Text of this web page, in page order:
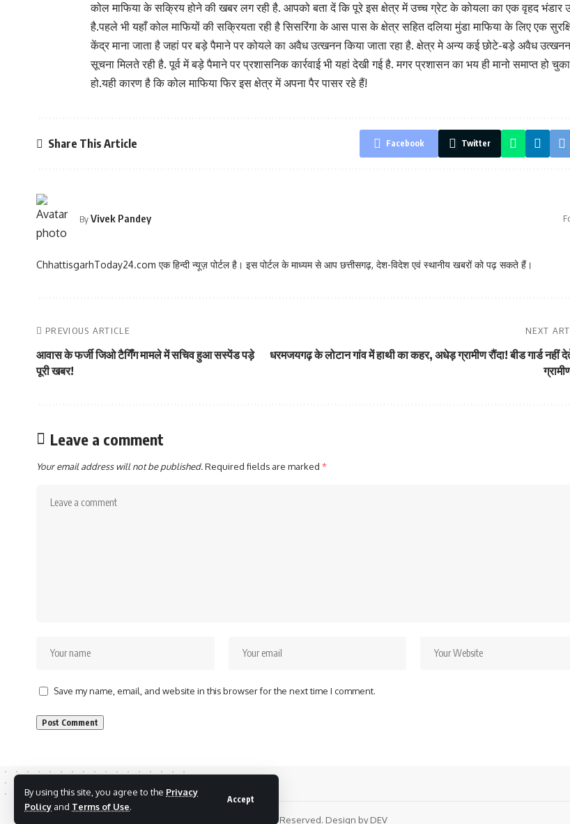
By using this site, you agree to the Privacy
Policy and Terms of Use.
Accept
कोल माफिया के सक्रिय होने की खबर लग रही है. आपको बता दें कि पूरे इस क्षेत्र में उच्च ग्रेट के कोयला का एक वृहद भंडार
है.पहले भी यहाँ कोल माफियों की सक्रियता रही है सिसरिंगा के आस पास के क्षेत्र सहित दलिया मुंडा माफिया के लिए एक
केंद्र माना जाता है जहां पर बड़े पैमाने पर कोयले का अवैध उत्खनन किया जाता रहा है. क्षेत्र मे अन्य कई छोटे-बड़े अवैध
सूचना मिलते रही है. पूर्व में बड़े पैमाने पर प्रशासनिक कार्रवाई भी यहां देखी गई है. मगर प्रशासन का भय ही मानो समाप्त हो चुका
हो.यही कारण है कि कोल माफिया फिर इस क्षेत्र में अपना पैर पासर रहे हैं!
Share This Article Facebook Twitter
ByVivek Pandey
ChhattisgarhToday24.com एक हिन्दी न्यूज़ पोर्टल है। इस पोर्टल के माध्यम से आप छत्तीसगढ़, देश-विदेश एवं स्थानीय खबरों को पढ़ सकते हैं।
PREVIOUS ARTICLE
आवास के फर्जी जिओ टैगिँग मामले में सचिव हुआ सस्पेंड पड़े
पूरी खबर!
NEXT
धरमजयगढ़ के लोटान गांव में हाथी का कहर, अधेड़ ग्रामीण रौंदा! बीड गार्ड नहीं
Leave a comment
Your email address will not be published.Required fields are marked *
Save my name, email, and website in this browser for the next time I comment.
Copyrights © 2024 Chhattisgarh Today 24 News. All Rights Reserved. Design by DEV